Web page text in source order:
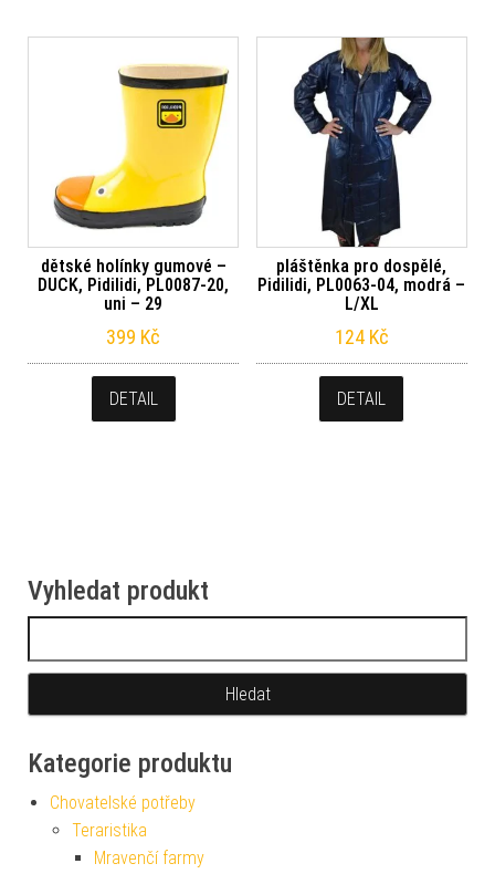
dětské holínky gumové –
DUCK, Pidilidi, PL0087-20,
uni – 29
399 Kč
DETAIL
pláštěnka pro dospělé,
Pidilidi, PL0063-04, modrá –
L/XL
124 Kč
DETAIL
Vyhledat produkt
Kategorie produktu
Chovatelské potřeby
Teraristika
Mravenčí farmy